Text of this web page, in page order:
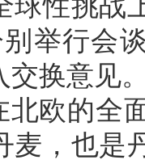
球性挑战
举行会
交换意见
北欧的全
麦，也是